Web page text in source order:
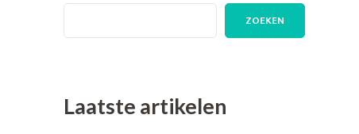
ZOEKEN
Laatste artikelen